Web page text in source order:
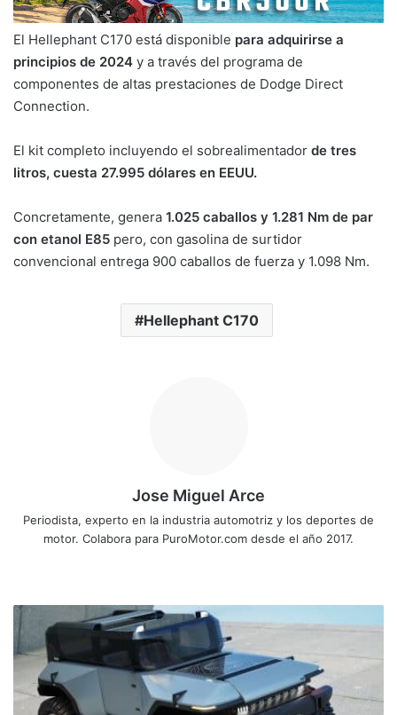
El Hellephant C170 está disponible para adquirirse a
principios de 2024 y a través del programa de
componentes de altas prestaciones de Dodge Direct
Connection.
El kit completo incluyendo el sobrealimentador de tres
litros, cuesta 27.995 dólares en EEUU.
Concretamente, genera 1.025 caballos y 1.281 Nm de par
con etanol E85 pero, con gasolina de surtidor
convencional entrega 900 caballos de fuerza y 1.098 Nm.
Hellephant C170
Jose Miguel Arce
Periodista, experto en la industria automotriz y los deportes de
motor. Colabora para PuroMotor.com desde el año 2017.
Ponen
de
despida
Jeep